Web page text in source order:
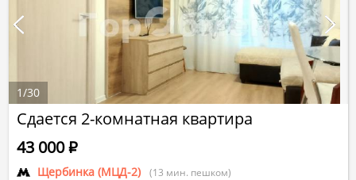
Сдается 2-комнатная квартира
Щербинка (МЦД-2) (13 мин. пешком)
43 000Р
1/30